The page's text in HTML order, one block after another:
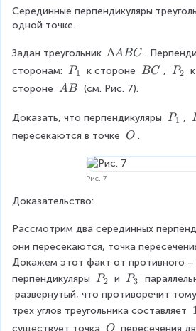
Серединные перпендикуляры
одной точке.
Задан треугольник ∆
A
B
C
∆ABC .
сторонам: P
_
1
P1 к стороне \
C
BC , P
2
}
P2
стороне \
A
B
AB (см. Рис. 7).
Доказать, что перпендикуляры P
1
}
P1 ,
пересекаются в точке \
O
O .
Рис. 7
Доказательство:
Рассмотрим два серединных
они пересекаются, точка
Докажем этот факт от противного –
перпендикуляры P
_
{
P2 и P
_
{
P3
развернутый, что противоречит
трех углов треугольника составляет
существует точка \ пересечения